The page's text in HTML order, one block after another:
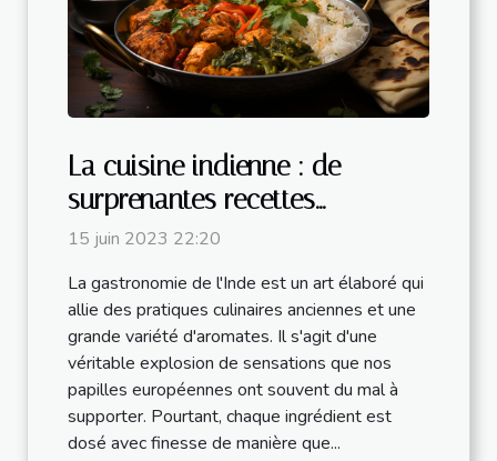
La cuisine indienne : de
surprenantes recettes
appétissantes et bienfaitrices
15 juin 2023 22:20
La gastronomie de l'Inde est un art élaboré qui
allie des pratiques culinaires anciennes et une
grande variété d'aromates. Il s'agit d'une
véritable explosion de sensations que nos
papilles européennes ont souvent du mal à
supporter. Pourtant, chaque ingrédient est
dosé avec finesse de manière que...